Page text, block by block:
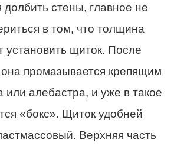
долбить стены, главное не
в том, что толщина
установить щиток. После
промазывается крепящим
или алебастра, и уже в такое
«бокс». Щиток удобней
Верхняя часть